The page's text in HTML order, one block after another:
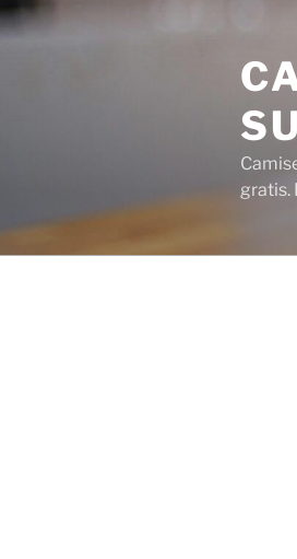
Saltar
al
gratis.